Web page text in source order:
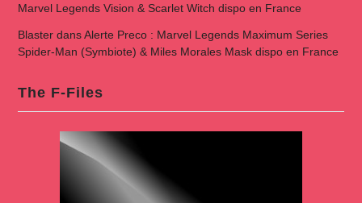
Marvel Legends Vision & Scarlet Witch dispo en France
BlasterdansAlerte Preco : Marvel Legends Maximum Series
Spider-Man (Symbiote) & Miles Morales Mask dispo en France
The F-Files